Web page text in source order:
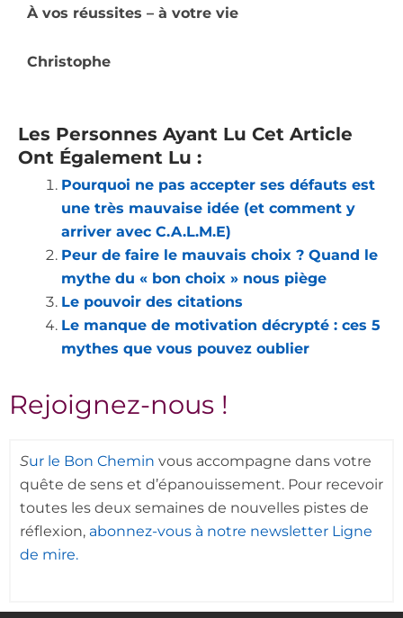
À vos réussites – à votre vie
Christophe
Les Personnes Ayant Lu Cet Article
Ont Également Lu :
Pourquoi ne pas accepter ses défauts est
une très mauvaise idée (et comment y
arriver avec C.A.L.M.E)
Peur de faire le mauvais choix ? Quand le
mythe du « bon choix » nous piège
Le pouvoir des citations
Le manque de motivation décrypté : ces 5
mythes que vous pouvez oublier
Rejoignez-nous !
Sur le Bon Chemin vous accompagne dans votre
quête de sens et d’épanouissement. Pour recevoir
toutes les deux semaines de nouvelles pistes de
réflexion, abonnez-vous à notre newsletter Ligne
de mire.